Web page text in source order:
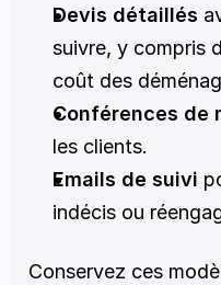
Devis détaillés
suivre, y compris
coût des
Conférences de
les clients.
Emails de suivi
indécis ou
Conservez ces